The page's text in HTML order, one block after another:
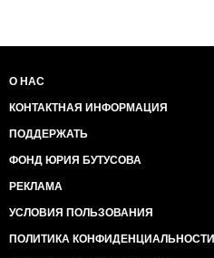
О НАС
КОНТАКТНАЯ ИНФОРМАЦИЯ
ПОДДЕРЖАТЬ
ФОНД ЮРИЯ БУТУСОВА
РЕКЛАМА
УСЛОВИЯ ПОЛЬЗОВАНИЯ
ПОЛИТИКА КОНФИДЕНЦИАЛЬНОСТИ